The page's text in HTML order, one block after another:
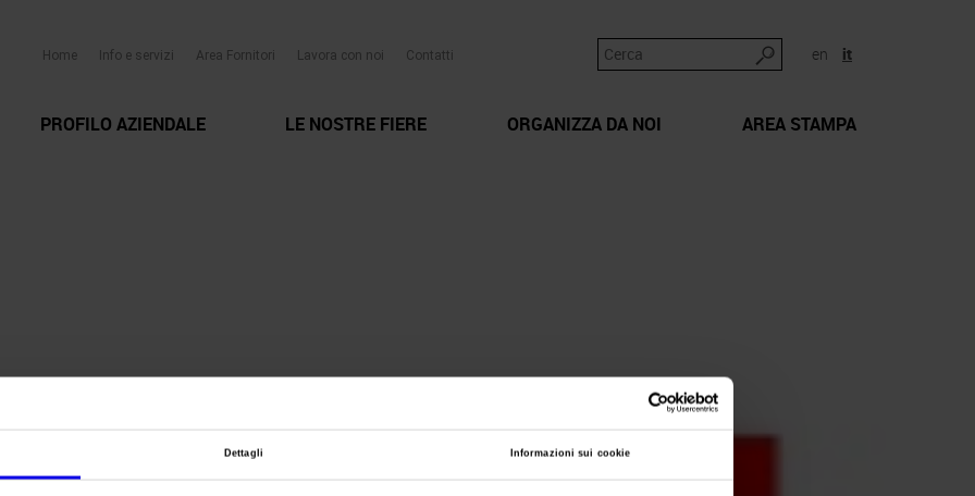
Dettagli Informazioni sui cookie
en it
Home Info e servizi Area Fornitori Lavora con noi Contatti
PROFILO AZIENDALE LE NOSTRE FIERE ORGANIZZA DA NOI AREA STAMPA